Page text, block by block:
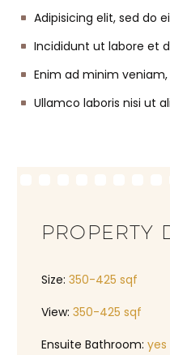
Adipisicing elit, sed do
Incididunt ut labore et
Enim ad minim
Ullamco laboris nisi ut
PROPERTY
Size: 350-425 sqf
View: 350-425 sqf
Ensuite Bathroom: yes